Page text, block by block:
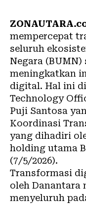
mempercepat
seluruh
Negara
meningkatkan
digital. Hal ini
Technology
Puji Santosa
Koordinasi
yang dihadiri
holding utama
(7/5/2026).
Transformasi
oleh Danantara
menyeluruh